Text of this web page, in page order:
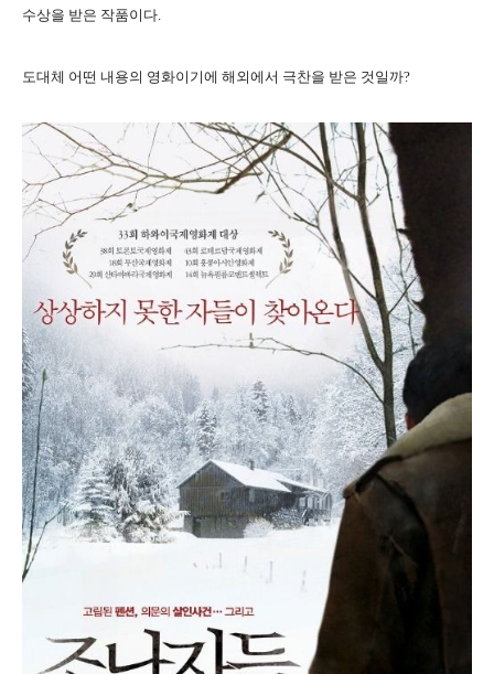
수상을 받은 작품이다.
도대체 어떤 내용의 영화이기에 해외에서 극찬을 받은 것일까?